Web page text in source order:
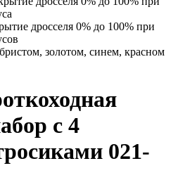
дросселя 0% до 100% при
золотом, синем, красном
с 4
021-